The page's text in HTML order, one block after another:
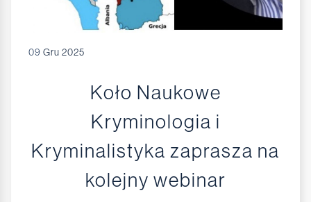
09 Gru 2025
Koło Naukowe
Kryminologia i
Kryminalistyka zaprasza na
kolejny webinar